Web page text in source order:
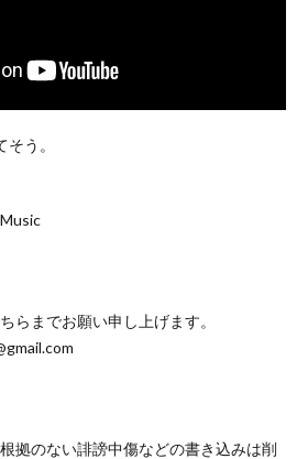
う。
らまでお願い申し上げます。
拠のない誹謗中傷などの書き込みは削